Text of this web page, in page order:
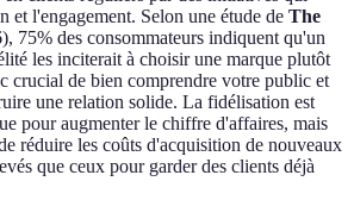
et l'engagement. Selon une étude de The
75% des consommateurs indiquent qu'un
les inciterait à choisir une marque plutôt
crucial de bien comprendre votre public et
une relation solide. La fidélisation est
pour augmenter le chiffre d'affaires, mais
réduire les coûts d'acquisition de nouveaux
que ceux pour garder des clients déjà